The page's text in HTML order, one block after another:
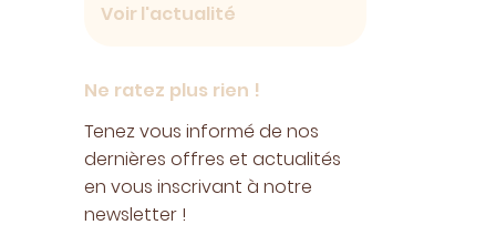
Voir l'actualité
Ne ratez plus rien !
Tenez vous informé de nos
dernières offres et actualités
en vous inscrivant à notre
newsletter !